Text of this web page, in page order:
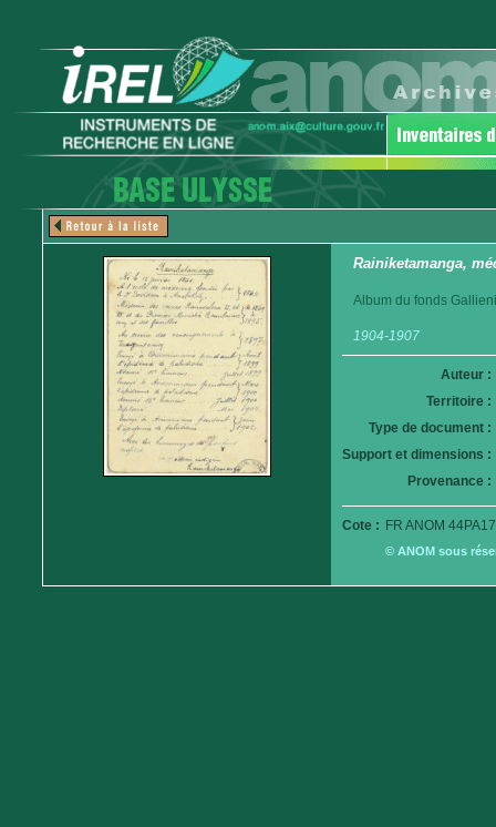
Rainiketamanga,
Album du fonds
1904-1907
Auteur :
Territoire :
Type de document :
Support et dimensions :
Provenance :
Cote : FR ANOM
© ANOM sous